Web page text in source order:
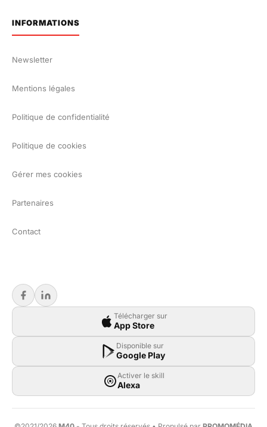
INFORMATIONS
Newsletter
Mentions légales
Politique de confidentialité
Politique de cookies
Gérer mes cookies
Partenaires
Contact
Télécharger sur
App Store
Disponible sur
Google Play
Activer le skill
Alexa